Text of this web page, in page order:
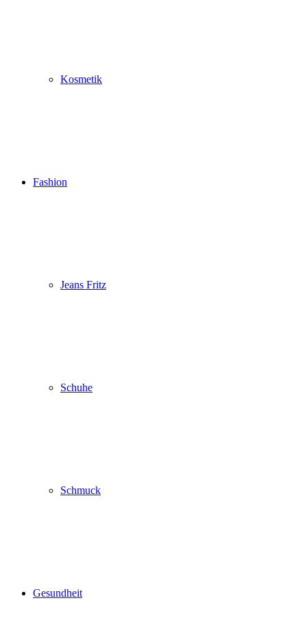
Kosmetik
Fashion
Jeans Fritz
Schuhe
Schmuck
Gesundheit